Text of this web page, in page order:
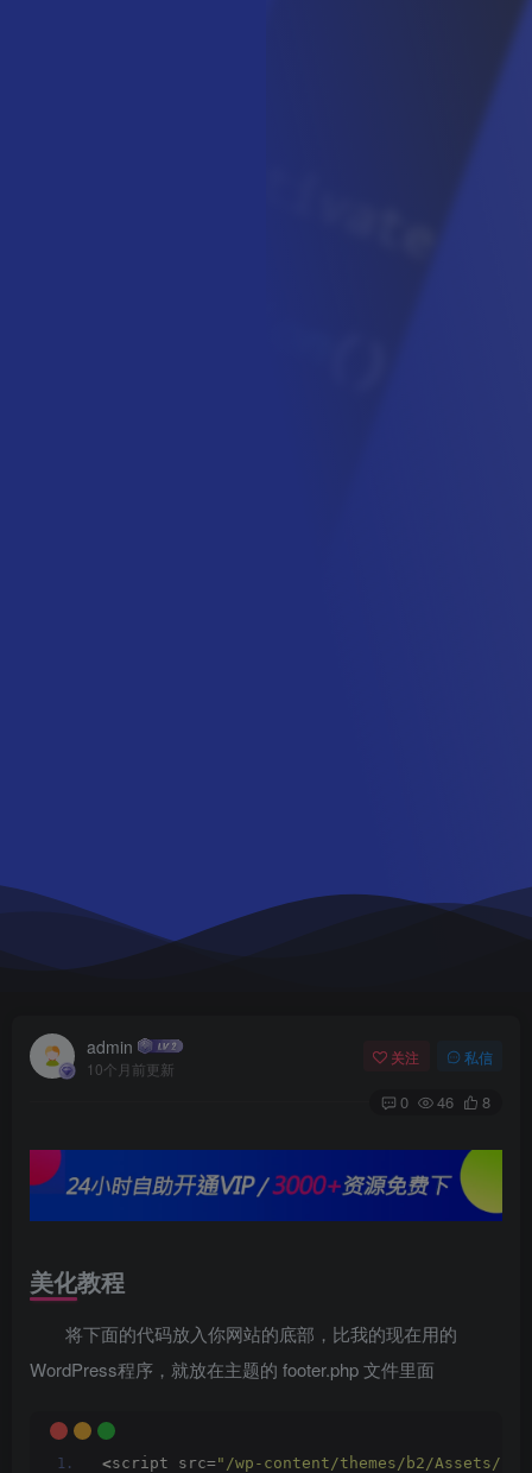
admin
10个月前更新
关注 私信
0 46 8
美化教程
将下面的代码放入你网站的底部，比我的现在用的
WordPress程序，就放在主题的 footer.php 文件里面
<script src="/wp-content/themes/b2/Assets/